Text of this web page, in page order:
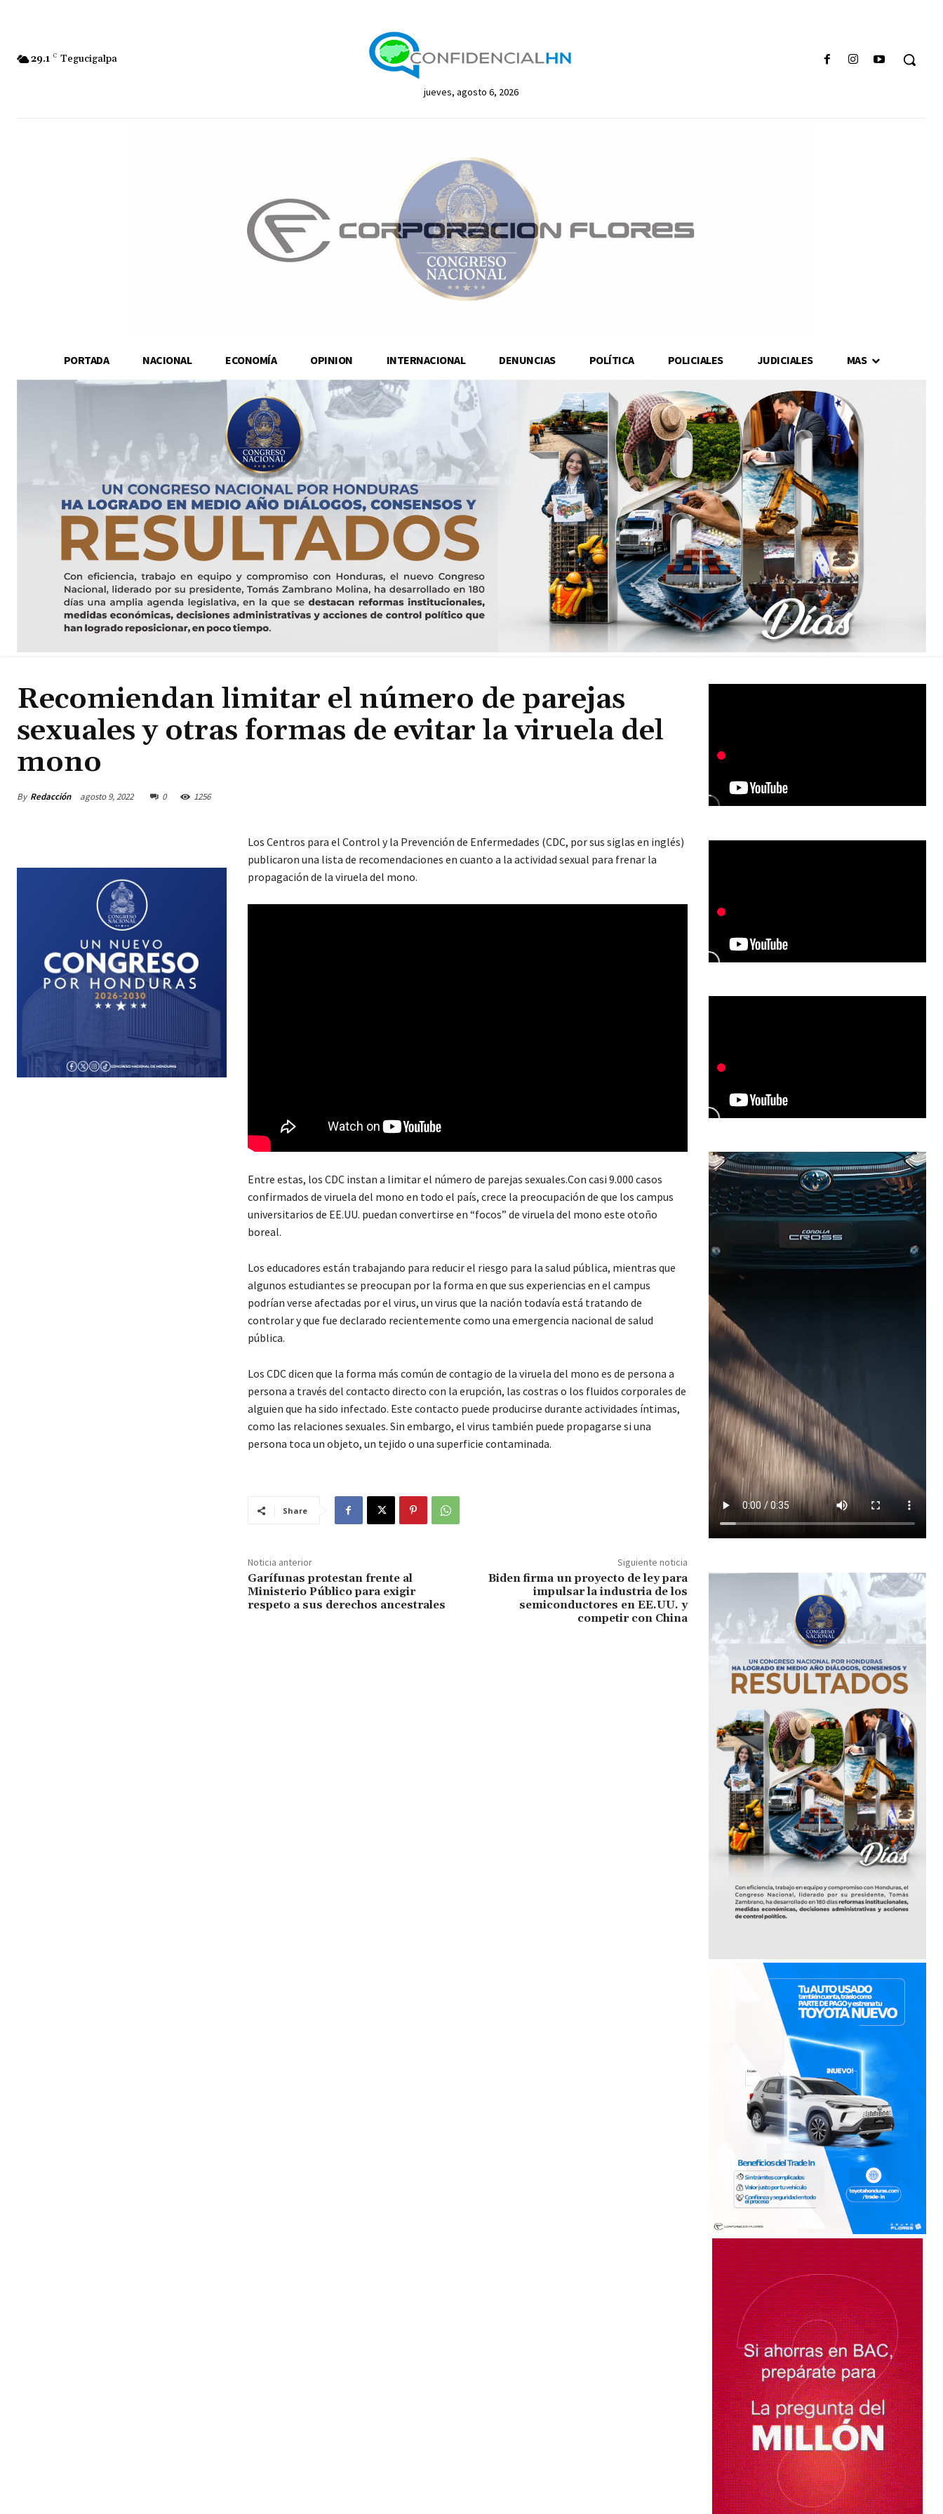
29.1 C Tegucigalpa
jueves, agosto 6, 2026
PORTADA NACIONAL ECONOMÍA OPINION INTERNACIONAL DENUNCIAS POLÍTICA POLICIALES JUDICIALES MAS
Recomiendan limitar el número de parejas
sexuales y otras formas de evitar la viruela del
mono
By Redacción agosto 9, 2022 0 1256
Los Centros para el Control y la Prevención de Enfermedades (CDC, por sus siglas en inglés)
publicaron una lista de recomendaciones en cuanto a la actividad sexual para frenar la
propagación de la viruela del mono.
Entre estas, los CDC instan a limitar el número de parejas sexuales.Con casi 9.000 casos
confirmados de viruela del mono en todo el país, crece la preocupación de que los campus
universitarios de EE.UU. puedan convertirse en “focos” de viruela del mono este otoño
boreal.
Los educadores están trabajando para reducir el riesgo para la salud pública, mientras que
algunos estudiantes se preocupan por la forma en que sus experiencias en el campus
podrían verse afectadas por el virus, un virus que la nación todavía está tratando de
controlar y que fue declarado recientemente como una emergencia nacional de salud
pública.
Los CDC dicen que la forma más común de contagio de la viruela del mono es de persona a
persona a través del contacto directo con la erupción, las costras o los fluidos corporales de
alguien que ha sido infectado. Este contacto puede producirse durante actividades íntimas,
como las relaciones sexuales. Sin embargo, el virus también puede propagarse si una
persona toca un objeto, un tejido o una superficie contaminada.
Share
Noticia anterior
Garífunas protestan frente al
Ministerio Público para exigir
respeto a sus derechos ancestrales
Siguiente noticia
Biden firma un proyecto de ley para
impulsar la industria de los
semiconductores en EE.UU. y
competir con China